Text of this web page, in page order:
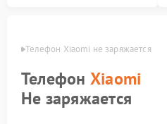
Телефон Xiaomi не заряжается
Телефон Xiaomi
Не заряжается